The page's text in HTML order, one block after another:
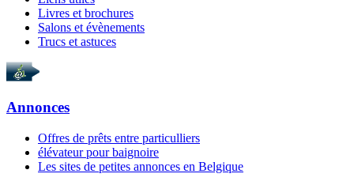
Livres et brochures
Salons et évènements
Trucs et astuces
Annonces
Offres de prêts entre particulliers
élévateur pour baignoire
Les sites de petites annonces en Belgique